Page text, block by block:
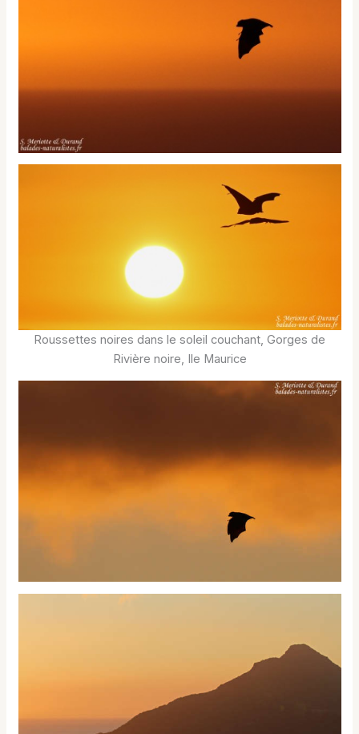
Roussettes noires dans le soleil couchant, Gorges de
Rivière noire, Ile Maurice